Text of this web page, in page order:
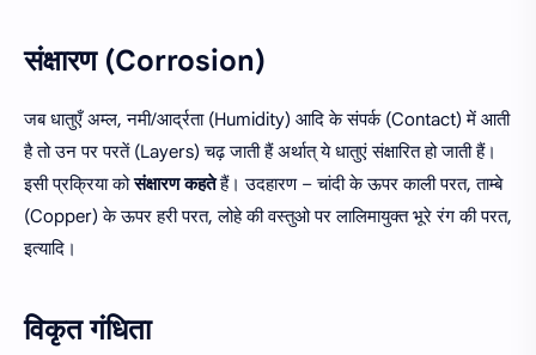
संक्षारण (Corrosion)
जब धातुएँ अम्ल, नमी/आर्द्रता (Humidity) आदि के संपर्क (Contact) में आती
है तो उन पर परतें (Layers) चढ़ जाती हैं अर्थात् ये धातुएं संक्षारित हो जाती हैं।
इसी प्रक्रिया कोसंक्षारण कहतेहैं। उदहारण – चांदी के ऊपर काली परत, ताम्बे
(Copper) के ऊपर हरी परत, लोहे की वस्तुओ पर लालिमायुक्त भूरे रंग की परत,
इत्यादि।
विकृत गंधिता